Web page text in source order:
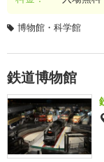
博物館・科学館
鉄道博物館